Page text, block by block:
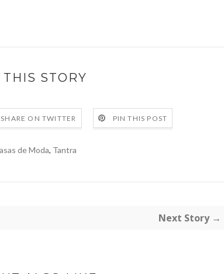
STORY
SHARE ON TWITTER PIN THIS POST
de Moda, Tantra
Next Story →